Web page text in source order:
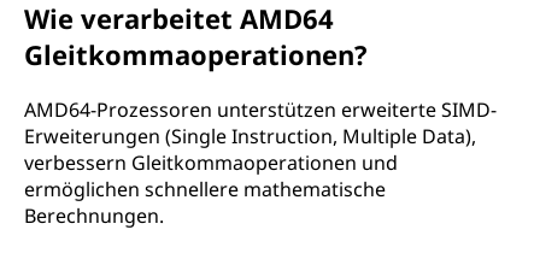
Wie verarbeitet AMD64
Gleitkommaoperationen?
AMD64-Prozessoren unterstützen erweiterte SIMD-
Erweiterungen (Single Instruction, Multiple Data),
verbessern Gleitkommaoperationen und
ermöglichen schnellere mathematische
Berechnungen.